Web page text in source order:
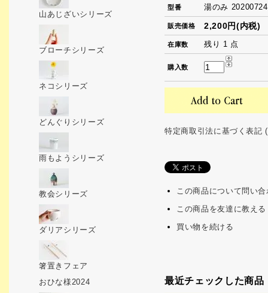
型番 湯のみ
販売価格 2,200円(内税)
在庫数 残り 1 点
購入数
特定商取引法に基づく表記
この商品について問い
この商品を友達に教える
買い物を続ける
最近チェックした商品
山あじざいシリーズ
ブローチシリーズ
ネコシリーズ
どんぐりシリーズ
雨もようシリーズ
教会シリーズ
ダリアシリーズ
箸置きフェア
おひな様2024